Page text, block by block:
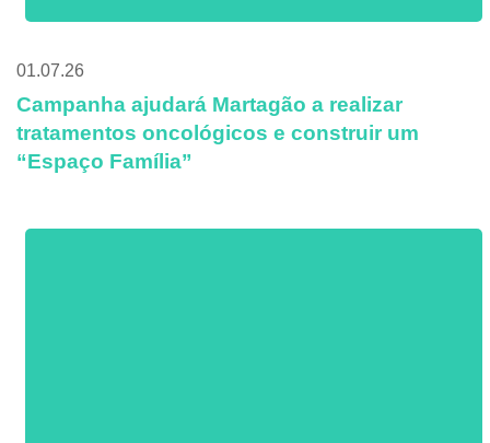
01.07.26
Campanha ajudará Martagão a realizar
tratamentos oncológicos e construir um
“Espaço Família”